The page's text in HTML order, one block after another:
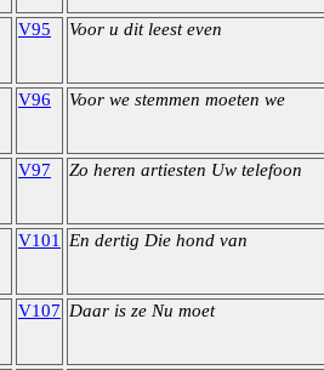
V95 Voor u dit leest even
V96 Voor we stemmen moeten we
V97 Zo heren artiesten Uw telefoon
V101 En dertig Die hond van
V107 Daar is ze Nu moet